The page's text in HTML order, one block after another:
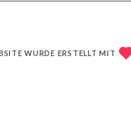
WURDE ERSTELLT MIT